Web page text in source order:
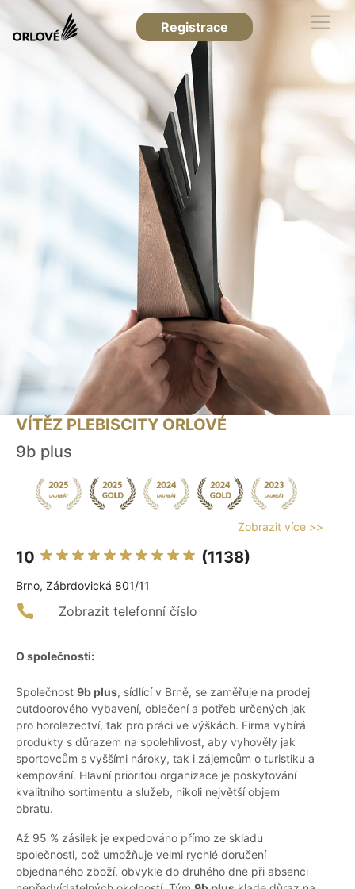
Registrace
VÍTĚZ PLEBISCITY ORLOVÉ
9b plus
Zobrazit více >>
10 (1138)
Brno, Zábrdovická 801/11
Zobrazit telefonní číslo
O společnosti:
Společnost 9b plus, sídlící v Brně, se zaměřuje na prodej
outdoorového vybavení, oblečení a potřeb určených jak
pro horolezectví, tak pro práci ve výškách. Firma vybírá
produkty s důrazem na spolehlivost, aby vyhověly jak
sportovcům s vyššími nároky, tak i zájemcům o turistiku a
kempování. Hlavní prioritou organizace je poskytování
kvalitního sortimentu a služeb, nikoli největší objem
obratu.
Až 95 % zásilek je expedováno přímo ze skladu
společnosti, což umožňuje velmi rychlé doručení
objednaného zboží, obvykle do druhého dne při absenci